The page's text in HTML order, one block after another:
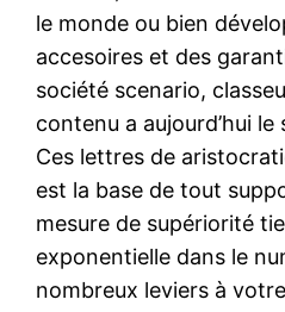
le monde ou bien
accesoires et des
société scenario,
contenu a aujourd’hui
Ces lettres de
est la base de tout
mesure de supériorité
exponentielle dans le
nombreux leviers à